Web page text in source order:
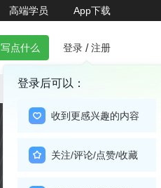
高端学员 App下载
写点什么 登录 / 注册
登录后可以：
收到更感兴趣的内容
关注/评论/点赞/收藏